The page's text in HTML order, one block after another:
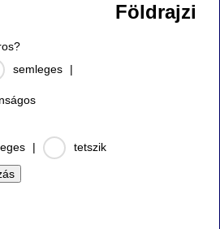
semleges |
| tetszik
Földrajzi